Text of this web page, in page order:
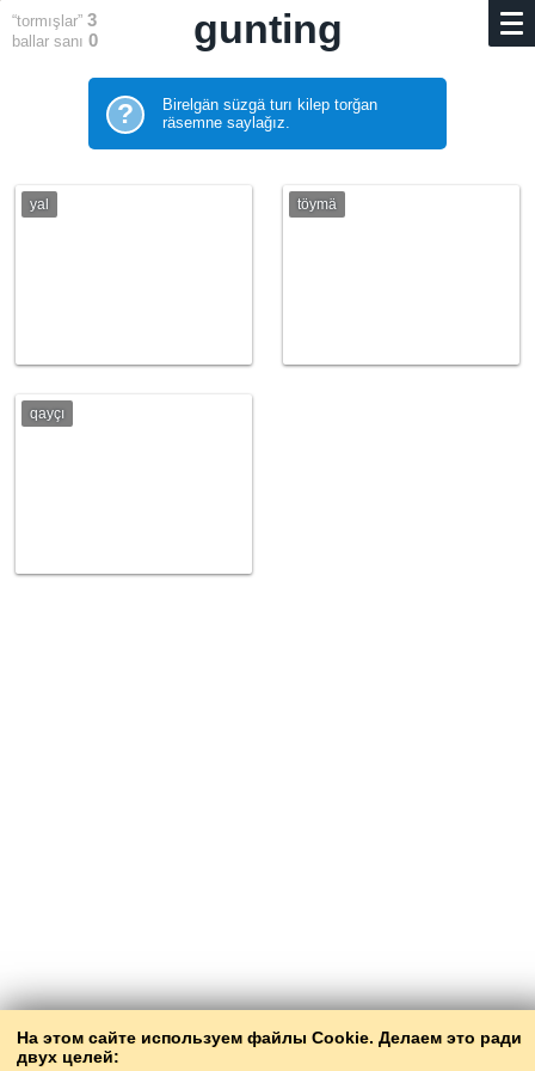
На этом сайте используем файлы Cookie. Делаем это ради
двух целей:
“tormışlar” 3
ballar sanı 0 gunting
?
Birelgän süzgä turı kilep torğan
räsemne saylağız.
yal töymä
qayçı